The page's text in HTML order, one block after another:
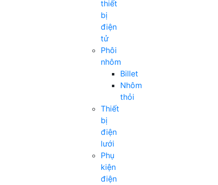
thiết
bị
điện
tử
Phôi
nhôm
Billet
Nhôm
thỏi
Thiết
bị
điện
lưới
Phụ
kiện
điện